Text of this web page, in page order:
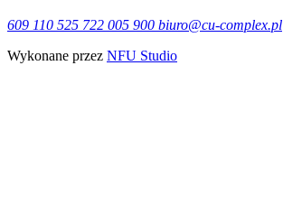
609 110 525 722 005 900 biuro@cu-complex.pl
Wykonane przez NFU Studio